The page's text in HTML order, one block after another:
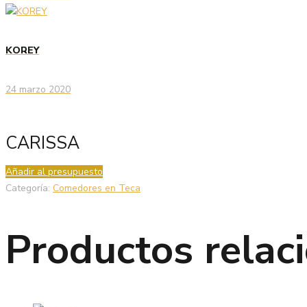
KOREY
24 marzo 2020
CARISSA
Añadir al presupuesto
Categoría: Comedores en Teca
Productos